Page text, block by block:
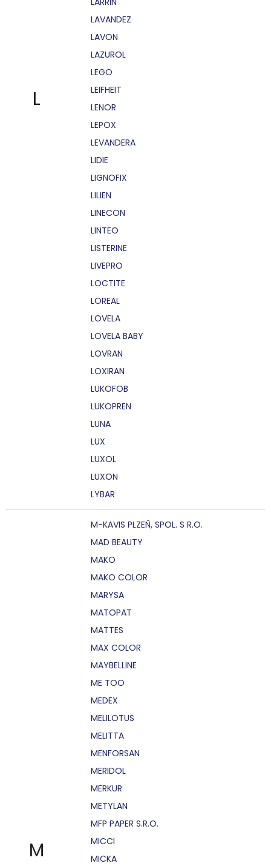
L
LAVANDEZ
LAVON
LAZUROL
LEGO
LEIFHEIT
LENOR
LEPOX
LEVANDERA
LIDIE
LIGNOFIX
LILIEN
LINECON
LINTEO
LISTERINE
LIVEPRO
LOCTITE
LOREAL
LOVELA
LOVELA BABY
LOVRAN
LOXIRAN
LUKOFOB
LUKOPREN
LUNA
LUX
LUXOL
LUXON
LYBAR
M
M-KAVIS PLZEŇ, SPOL. S R.O.
MAD BEAUTY
MAKO
MAKO COLOR
MARYSA
MATOPAT
MATTES
MAX COLOR
MAYBELLINE
ME TOO
MEDEX
MELILOTUS
MELITTA
MENFORSAN
MERIDOL
MERKUR
METYLAN
MFP PAPER S.R.O.
MICCI
MICKA